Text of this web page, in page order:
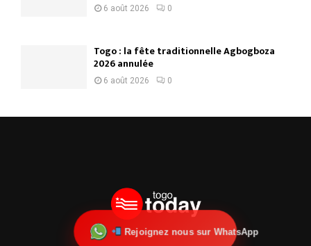
6 août 2026 0
Togo : la fête traditionnelle Agbogboza
2026 annulée
6 août 2026 0
Rejoignez nous sur WhatsApp